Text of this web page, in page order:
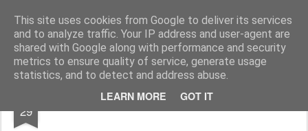
This site uses cookies from Google to deliver its services
and to analyze traffic. Your IP address and user-agent are
shared with Google along with performance and security
metrics to ensure quality of service, generate usage
statistics, and to detect and address abuse.
LEARN MORE GOT IT
Functional Fitness by Mattias - Träningsinspiration & träningsfilmer
Pages
29 Deck of Cards